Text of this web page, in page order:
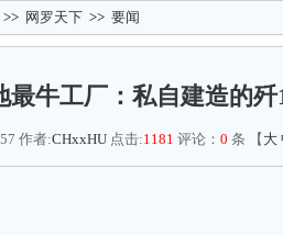
>> 网罗天下 >> 要闻
最牛工厂：私自建造的歼
作者:CHxxHU点击:1181 评论： 0 条 【 大